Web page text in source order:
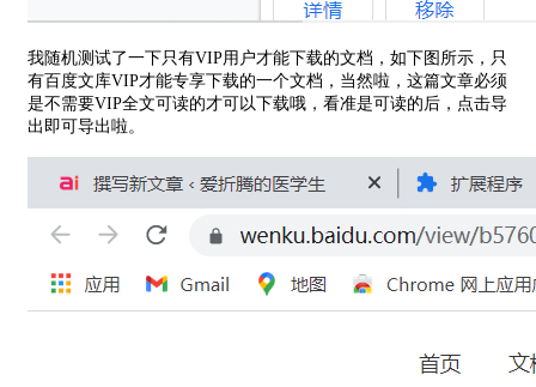
我随机测试了一下只有VIP用户才能下载的文档，如下图所示，只
有百度文库VIP才能专享下载的一个文档，当然啦，这篇文章必须
是不需要VIP全文可读的才可以下载哦，看准是可读的后，点击导
出即可导出啦。